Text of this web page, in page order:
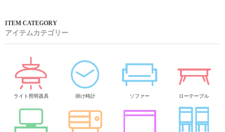
アイテムカテゴリー
ライト照明器具 掛け時計 ソファー ローテーブル